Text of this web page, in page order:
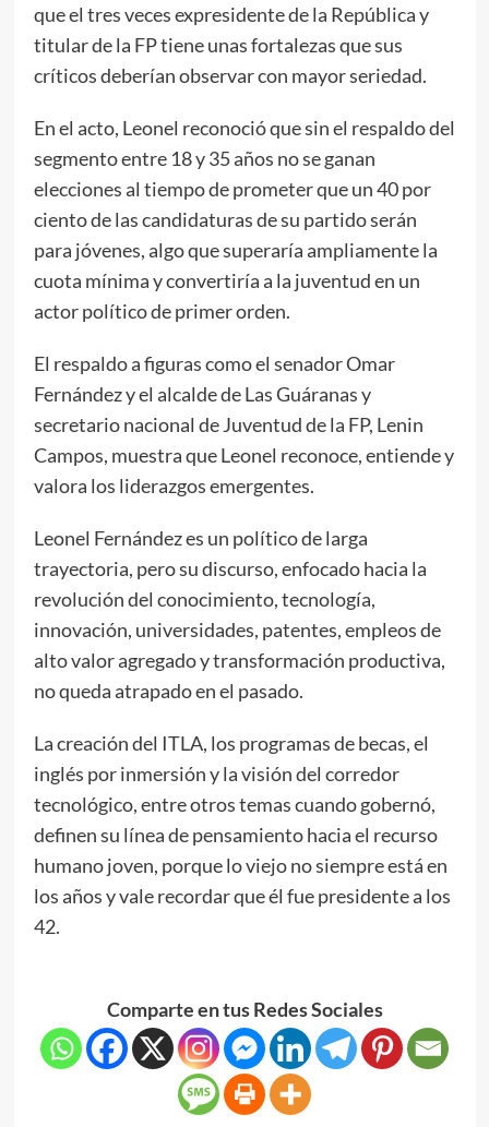
que el tres veces expresidente de la República y
titular de la FP tiene unas fortalezas que sus
críticos deberían observar con mayor seriedad.
En el acto, Leonel reconoció que sin el respaldo del
segmento entre 18 y 35 años no se ganan
elecciones al tiempo de prometer que un 40 por
ciento de las candidaturas de su partido serán
para jóvenes, algo que superaría ampliamente la
cuota mínima y convertiría a la juventud en un
actor político de primer orden.
El respaldo a figuras como el senador Omar
Fernández y el alcalde de Las Guáranas y
secretario nacional de Juventud de la FP, Lenin
Campos, muestra que Leonel reconoce, entiende y
valora los liderazgos emergentes.
Leonel Fernández es un político de larga
trayectoria, pero su discurso, enfocado hacia la
revolución del conocimiento, tecnología,
innovación, universidades, patentes, empleos de
alto valor agregado y transformación productiva,
no queda atrapado en el pasado.
La creación del ITLA, los programas de becas, el
inglés por inmersión y la visión del corredor
tecnológico, entre otros temas cuando gobernó,
definen su línea de pensamiento hacia el recurso
humano joven, porque lo viejo no siempre está en
los años y vale recordar que él fue presidente a los
42.
Comparte en tus Redes Sociales